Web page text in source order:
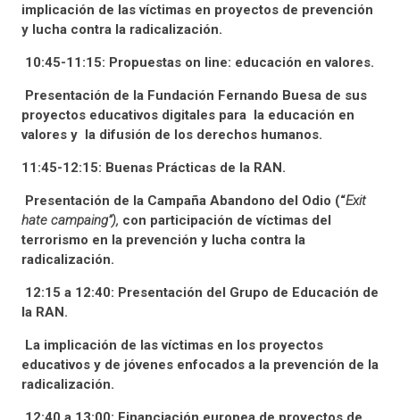
implicación de las víctimas en proyectos de prevención
y lucha contra la radicalización.
10:45-11:15: Propuestas on line: educación en valores.
Presentación de la Fundación Fernando Buesa de sus
proyectos educativos digitales para la educación en
valores y la difusión de los derechos humanos.
11:45-12:15: Buenas Prácticas de la RAN.
Presentación de la Campaña Abandono del Odio (“Exit
hate campaing”), con participación de víctimas del
terrorismo en la prevención y lucha contra la
radicalización.
12:15 a 12:40: Presentación del Grupo de Educación de
la RAN.
La implicación de las víctimas en los proyectos
educativos y de jóvenes enfocados a la prevención de la
radicalización.